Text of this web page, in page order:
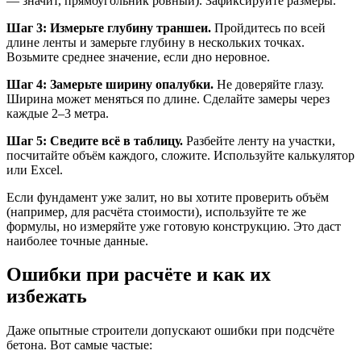
Шаг 3: Измерьте глубину траншеи. Пройдитесь по всей
длине ленты и замерьте глубину в нескольких точках.
Возьмите среднее значение, если дно неровное.
Шаг 4: Замерьте ширину опалубки. Не доверяйте глазу.
Ширина может меняться по длине. Сделайте замеры через
каждые 2–3 метра.
Шаг 5: Сведите всё в таблицу. Разбейте ленту на участки,
посчитайте объём каждого, сложите. Используйте калькулятор
или Excel.
Если фундамент уже залит, но вы хотите проверить объём
(например, для расчёта стоимости), используйте те же
формулы, но измеряйте уже готовую конструкцию. Это даст
наиболее точные данные.
Ошибки при расчёте и как их
избежать
Даже опытные строители допускают ошибки при подсчёте
бетона. Вот самые частые: